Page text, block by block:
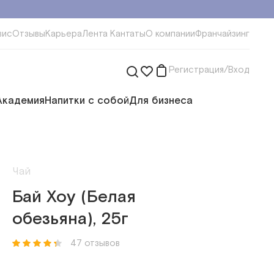
ОтзывыКарьераЛента КантатыО компанииФранчайзинг
Регистрация/Вход
Напитки с собойДля бизнеса
Чай
Бай Хоу (Белая
обезьяна), 25г
47 отзывов